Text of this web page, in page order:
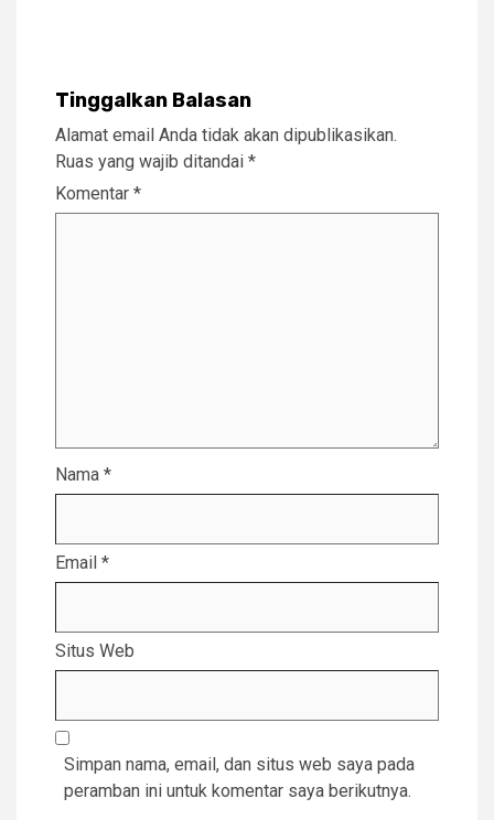
Tinggalkan Balasan
Alamat email Anda tidak akan dipublikasikan.
Ruas yang wajib ditandai *
Komentar *
Nama *
Email *
Situs Web
Simpan nama, email, dan situs web saya pada
peramban ini untuk komentar saya berikutnya.